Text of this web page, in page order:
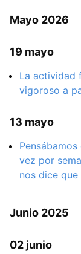
Mayo 2026
19 mayo
La actividad
vigoroso a
13 mayo
vez por
nos dice
Junio 2025
02 junio